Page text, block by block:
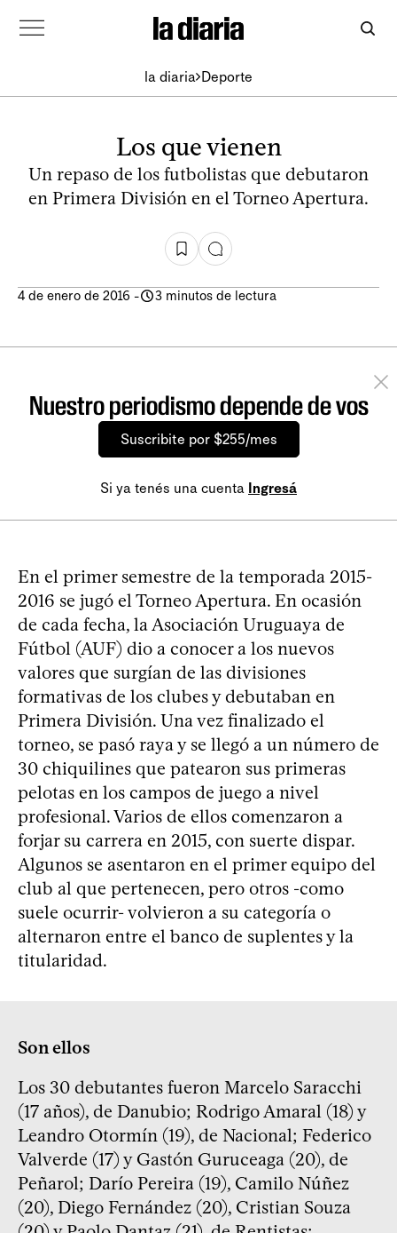
la diaria Deporte
Los que vienen
Un repaso de los futbolistas que debutaron
en Primera División en el Torneo Apertura.
4 de enero de 2016 - 3 minutos de lectura
Nuestro periodismo depende de vos
Suscribite por $255/mes
Si ya tenés una cuenta Ingresá
En el primer semestre de la temporada 2015-
2016 se jugó el Torneo Apertura. En ocasión
de cada fecha, la Asociación Uruguaya de
Fútbol (AUF) dio a conocer a los nuevos
valores que surgían de las divisiones
formativas de los clubes y debutaban en
Primera División. Una vez finalizado el
torneo, se pasó raya y se llegó a un número de
30 chiquilines que patearon sus primeras
pelotas en los campos de juego a nivel
profesional. Varios de ellos comenzaron a
forjar su carrera en 2015, con suerte dispar.
Algunos se asentaron en el primer equipo del
club al que pertenecen, pero otros -como
suele ocurrir- volvieron a su categoría o
alternaron entre el banco de suplentes y la
titularidad.
Son ellos
Los 30 debutantes fueron Marcelo Saracchi
(17 años), de Danubio; Rodrigo Amaral (18) y
Leandro Otormín (19), de Nacional; Federico
Valverde (17) y Gastón Guruceaga (20), de
Peñarol; Darío Pereira (19), Camilo Núñez
(20), Diego Fernández (20), Cristian Souza